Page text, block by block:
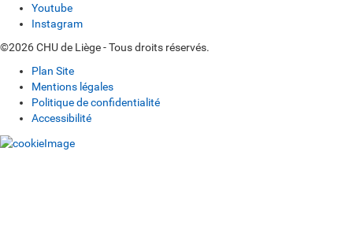
Youtube
Instagram
©2026 CHU de Liège - Tous droits réservés.
Plan Site
Mentions légales
Politique de confidentialité
Accessibilité